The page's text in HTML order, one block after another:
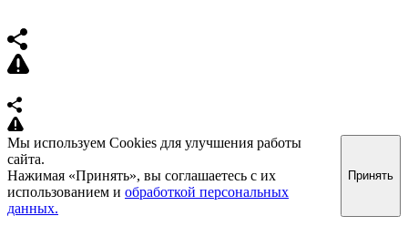
Мы используем Cookies для улучшения работы
сайта.
Нажимая «Принять», вы соглашаетесь с их
использованием и обработкой персональных
данных.
Принять